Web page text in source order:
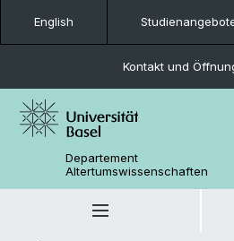
English
Kontakt und
Departement
Altertumswissenschaften